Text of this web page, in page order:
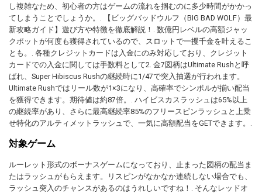
し複雑なため、初心者の方はゲームの流れを掴むのに多少時間がかかっ
てしまうことでしょうか。. 【ビッグバッドウルフ（BIG BAD WOLF）最
新攻略ガイド】遊び方や特徴を徹底解説！. 数億円レベルの高額ジャッ
クポットが何度も獲得されているので、スロットで一攫千金を叶えるこ
とも。. 各種クレジットカードは入金にのみ対応しており、クレジット
カードでの入金に関しては手数料として2. 金7図柄はUltimate Rushと呼
ばれ、Super Hibiscus Rushの継続時に1/47で突入抽選が行われます。
Ultimate Rushではリール数が1×3になり、高確率でシンボルが揃い配当
を獲得できます。期待値は約87倍。. ハイビスカスラッシュは65%以上
の継続率があり、さらに最高継続率85%のフリースピンラッシュと上乗
せ特化のアルティメットラッシュで、一気に高額配当をGETできます。.
対象ゲーム
ルーレット形式のボーナスゲームになっており、止まった図柄の配当ま
たはラッシュがもらえます。リスピンがなかなか連続しない場合でも、
ラッシュ突入のチャンスがあるのはうれしいですね！. そんなレッドオ